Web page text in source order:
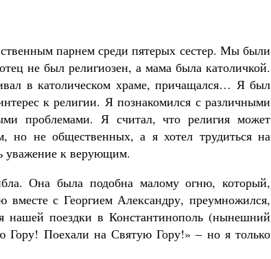
парнем среди пятерых сестер. Мы были
не был религиозен, а мама была католичкой.
в католическом храме, причащался… Я был
к религии. Я познакомился с различными
проблемами. Я считал, что религия может
но не общественных, а я хотел трудиться на
уважение к верующим.
Она была подобна малому огню, который,
с Георгием Александру, преумножился,
поездки в Константинополь (нынешний
Гору! Поехали на Святую Гору!» – но я только